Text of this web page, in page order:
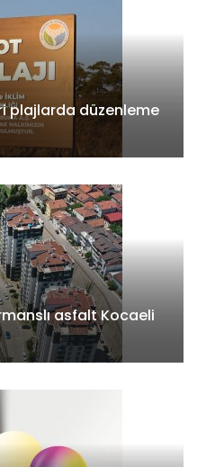
plajlarda düzenleme
asfalt Kocaeli